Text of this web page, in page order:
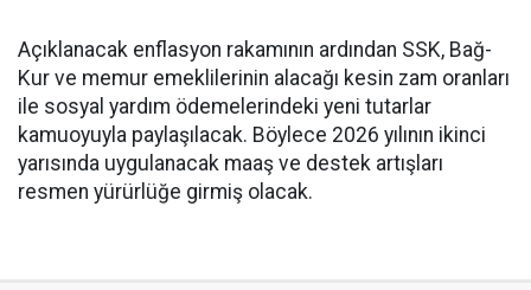
Açıklanacak enflasyon rakamının ardından SSK, Bağ-
Kur ve memur emeklilerinin alacağı kesin zam oranları
ile sosyal yardım ödemelerindeki yeni tutarlar
kamuoyuyla paylaşılacak. Böylece 2026 yılının ikinci
yarısında uygulanacak maaş ve destek artışları
resmen yürürlüğe girmiş olacak.